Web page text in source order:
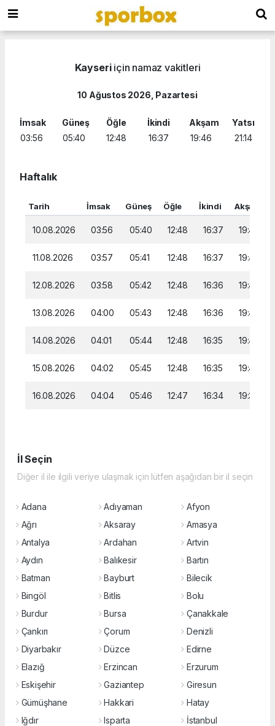
Kayseriiçin namaz vakitleri
10 Ağustos 2026, Pazartesi
İmsak
03:56
Güneş
05:40
Öğle
12:48
İkindi
16:37
Akşam
19:46
Yatsı
21:14
Haftalık
Tarih İmsak Güneş Öğle İkindi Akşam
10.08.2026 03:56 05:40 12:48 16:37 19:46
11.08.2026 03:57 05:41 12:48 16:37 19:45
12.08.2026 03:58 05:42 12:48 16:36 19:44
13.08.2026 04:00 05:43 12:48 16:36 19:42
14.08.2026 04:01 05:44 12:48 16:35 19:41
15.08.2026 04:02 05:45 12:48 16:35 19:40
16.08.2026 04:04 05:46 12:47 16:34 19:39
İl Seçin
Diğer il ile ilgili veriye ulaşmak için lütfen aşağıdan bir il seçin
Adana Adıyaman
Afyon
Ağrı
Aksaray
Amasya
Antalya
Ardahan
Artvin
Aydın
Balıkesir
Bartın
Batman
Bayburt
Bilecik
Bingöl
Bitlis
Bolu
Burdur
Bursa
Çanakkale
Çankırı
Çorum
Denizli
Diyarbakır
Düzce
Edirne
Elazığ
Erzincan
Erzurum
Eskişehir
Gaziantep
Giresun
Gümüşhane
Hakkari
Hatay
Iğdır
Isparta
İstanbul